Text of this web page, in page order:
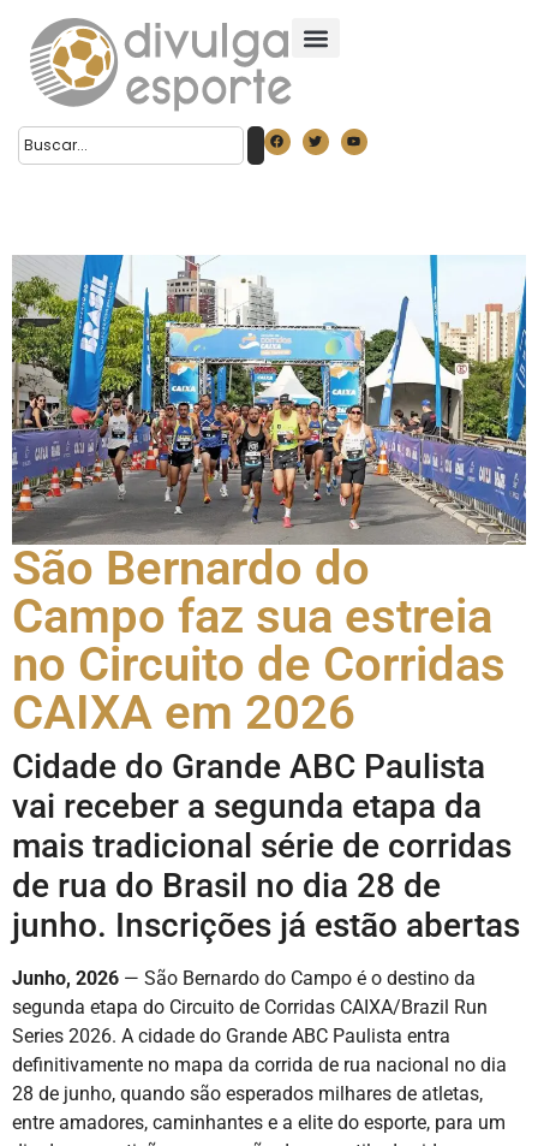
São Bernardo do
Campo faz sua estreia
no Circuito de Corridas
CAIXA em 2026
Cidade do Grande ABC Paulista
vai receber a segunda etapa da
mais tradicional série de corridas
de rua do Brasil no dia 28 de
junho. Inscrições já estão abertas
Junho, 2026 — São Bernardo do Campo é o destino da
segunda etapa do Circuito de Corridas CAIXA/Brazil Run
Series 2026. A cidade do Grande ABC Paulista entra
definitivamente no mapa da corrida de rua nacional no dia
28 de junho, quando são esperados milhares de atletas,
entre amadores, caminhantes e a elite do esporte, para um